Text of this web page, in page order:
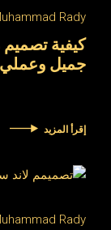
Rady
كيفية
جميل وعملي
إقرأ المزيد
Rady